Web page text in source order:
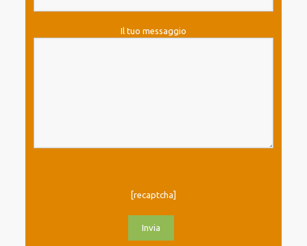
Il tuo messaggio
[recaptcha]